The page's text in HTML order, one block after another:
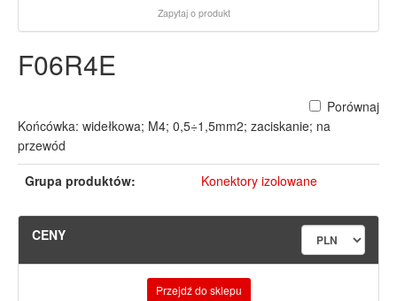
Zapytaj o produkt
F06R4E
Porównaj
Końcówka: widełkowa; M4; 0,5÷1,5mm2; zaciskanie; na
przewód
Grupa produktów:
Konektory izolowane
CENY
Przejdź do sklepu